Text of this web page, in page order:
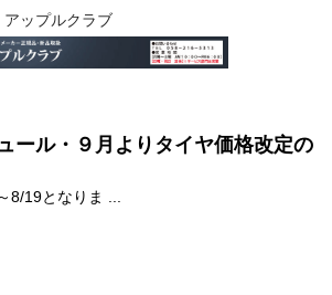
ップルクラブ
ール・９月よりタイヤ価格改定の
8/19となりま ...